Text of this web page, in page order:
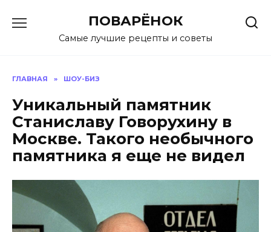
содержанию
ПОВАРЁНОК
Самые лучшие рецепты и советы
ГЛАВНАЯ » ШОУ-БИЗ
Уникальный памятник
Станиславу Говорухину в
Москве. Такого необычного
памятника я еще не видел